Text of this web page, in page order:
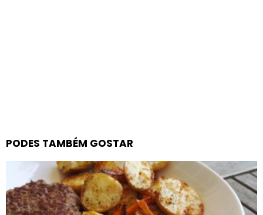
PODES TAMBÉM GOSTAR